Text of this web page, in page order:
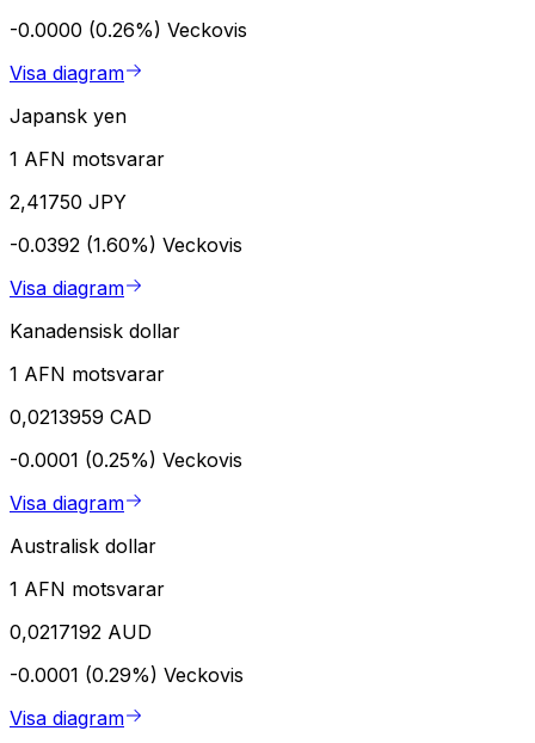
-0.0000 (0.26%) Veckovis
Visa diagram
Japansk yen
1 AFN motsvarar
2,41750 JPY
-0.0392 (1.60%) Veckovis
Visa diagram
Kanadensisk dollar
1 AFN motsvarar
0,0213959 CAD
-0.0001 (0.25%) Veckovis
Visa diagram
Australisk dollar
1 AFN motsvarar
0,0217192 AUD
-0.0001 (0.29%) Veckovis
Visa diagram